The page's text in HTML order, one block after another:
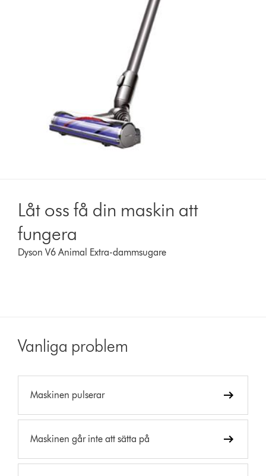
Låt oss få din maskin att
fungera
Dyson V6 Animal Extra-dammsugare
Vanliga problem
Maskinen pulserar
Maskinen går inte att sätta på